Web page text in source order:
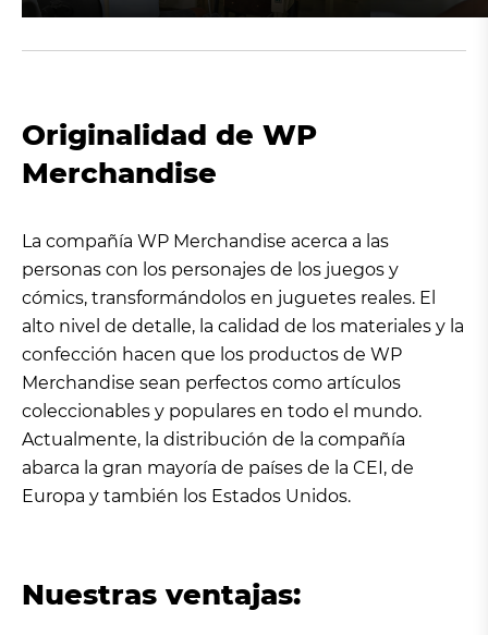
Originalidad de WP
Merchandise
La compañía WP Merchandise acerca a las
personas con los personajes de los juegos y
cómics, transformándolos en juguetes reales. El
alto nivel de detalle, la calidad de los materiales y la
confección hacen que los productos de WP
Merchandise sean perfectos como artículos
coleccionables y populares en todo el mundo.
Actualmente, la distribución de la compañía
abarca la gran mayoría de países de la CEI, de
Europa y también los Estados Unidos.
Nuestras ventajas: